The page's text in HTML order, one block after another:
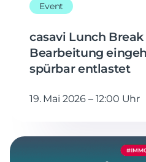
Event
casavi Lunch
Bearbeitung
spürbar entlastet
19. Mai 2026 – 12:00 Uhr